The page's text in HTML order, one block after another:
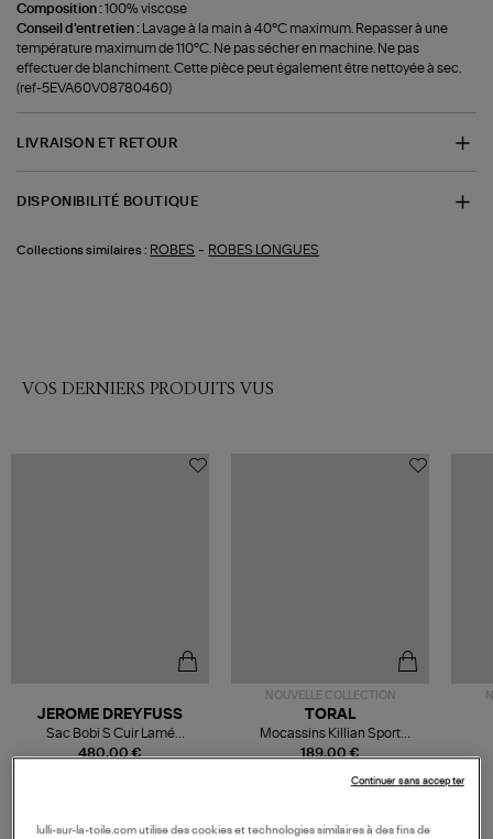
Composition :100% viscose
Conseil d'entretien :
Lavage à la main à 40°C maximum. Repasser à une
température maximum de 110°C. Ne pas sécher en machine. Ne pas
effectuer de blanchiment. Cette pièce peut également être nettoyée à sec.
(ref-5EVA60V08780460)
LIVRAISON ET RETOUR
DISPONIBILITÉ BOUTIQUE
Collections similaires : ROBES - ROBES LONGUES
VOS DERNIERS PRODUITS VUS
480,00 €
JEROME DREYFUSS
Sac Bobi S Cuir Lamé
Champagne
NOUVELLE COLLECTION
189,00 €
TORAL
Mocassins Killian Sport
Mousse
lulli-sur-la-toile.com utilise des cookies et technologies similaires à des fins de
Continuer sans accepter